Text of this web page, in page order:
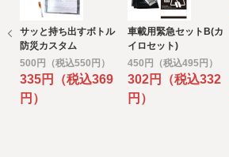
上で、本サービスを利用するものとし
e) 個人情報の取扱いの委託について
取得した個人情報の取扱いの全部又は
とがあります。
その場合には、当社において最善の考
サッと持ち出すボトル
防災カスタム
500円（税込550円）
335円（税込369
円）
車載用緊急セットB(カ
イロセット)
450円（税込495円）
302円（税込332
円）